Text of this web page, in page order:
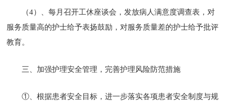
（4）、每月召开工休座谈会，发放病人满意度调查表，对
服务质量高的护士给予表扬鼓励，对服务质量差的护士给予批评
教育。
三、加强护理安全管理，完善护理风险防范措施
①、根据患者安全目标，进一步落实各项患者安全制度与规